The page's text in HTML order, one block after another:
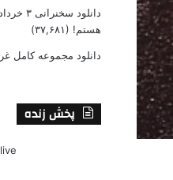
هستم! (۳۷,۶۸۱)
دانلود مجموعه کامل
پخش زنده